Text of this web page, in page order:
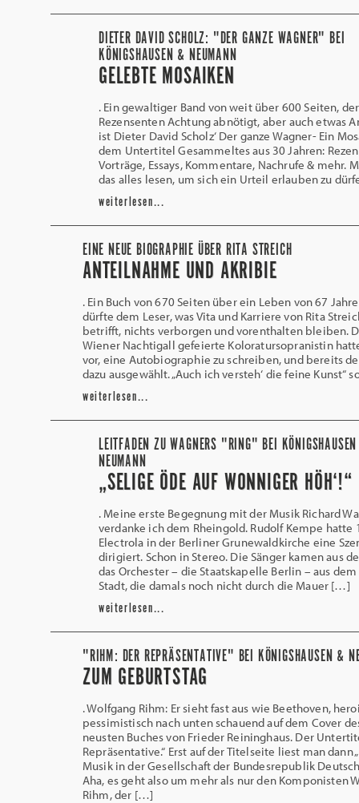
DIETER DAVID SCHOLZ: "DER GANZE WAGNER" BEI
KÖNIGSHAUSEN & NEUMANN
GELEBTE MOSAIKEN
. Ein gewaltiger Band von weit über 600 Seiten,
Rezensenten Achtung abnötigt, aber auch etwas
ist Dieter David Scholz‘ Der ganze Wagner- Ein
dem Untertitel Gesammeltes aus 30 Jahren:
Vorträge, Essays, Kommentare, Nachrufe & mehr.
das alles lesen, um sich ein Urteil erlauben zu
weiterlesen...
EINE NEUE BIOGRAPHIE ÜBER RITA STREICH
ANTEILNAHME UND AKRIBIE
. Ein Buch von 670 Seiten über ein Leben von 67
dürfte dem Leser, was Vita und Karriere von Rita
betrifft, nichts verborgen und vorenthalten bleiben.
Wiener Nachtigall gefeierte Koloratursopranistin
vor, eine Autobiographie zu schreiben, und bereits
dazu ausgewählt. „Auch ich versteh‘ die feine Kunst“
weiterlesen...
LEITFADEN ZU WAGNERS "RING" BEI
NEUMANN
„SELIGE ÖDE AUF WONNIGER HÖH‘!“
. Meine erste Begegnung mit der Musik Richard
verdanke ich dem Rheingold. Rudolf Kempe hatte
Electrola in der Berliner Grunewaldkirche eine
dirigiert. Schon in Stereo. Die Sänger kamen aus
das Orchester – die Staatskapelle Berlin – aus
Stadt, die damals noch nicht durch die Mauer […]
weiterlesen...
"RIHM: DER REPRÄSENTATIVE" BEI KÖNIGSHAUSEN &
ZUM GEBURTSTAG
. Wolfgang Rihm: Er sieht fast aus wie Beethoven,
pessimistisch nach unten schauend auf dem Cover
neusten Buches von Frieder Reininghaus. Der
Repräsentative.“ Erst auf der Titelseite liest man dann
Musik in der Gesellschaft der Bundesrepublik
Aha, es geht also um mehr als nur den Komponisten
Rihm, der […]